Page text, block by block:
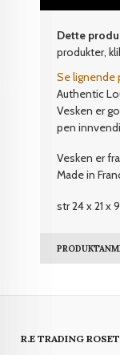
Dette
produkter,
Se lignende
Authentic
Vesken er
pen
Vesken er
Made in
str 24 x 21 x
R.E TRADING